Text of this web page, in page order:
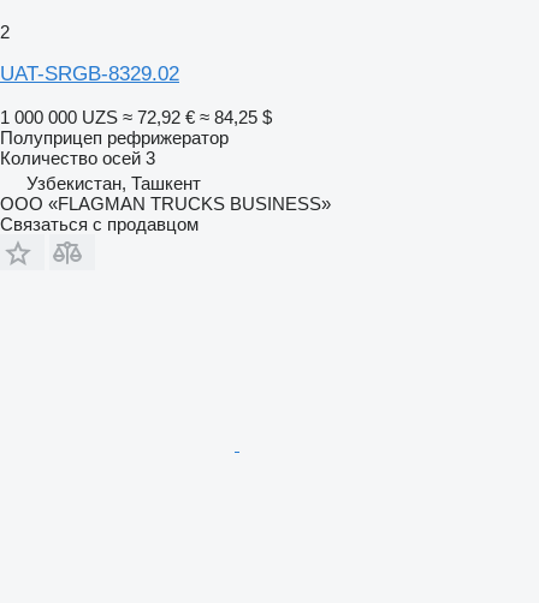
2
UAT-SRGB-8329.02
1 000 000 UZS ≈ 72,92 € ≈ 84,25 $
Полуприцеп рефрижератор
Количество осей 3
Узбекистан, Ташкент
ООО «FLAGMAN TRUCKS BUSINESS»
Связаться с продавцом